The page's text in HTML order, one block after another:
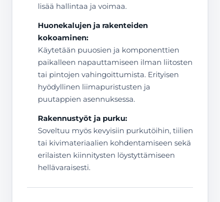
lisää hallintaa ja voimaa.
Huonekalujen ja rakenteiden
kokoaminen:
Käytetään puuosien ja komponenttien
paikalleen napauttamiseen ilman liitosten
tai pintojen vahingoittumista. Erityisen
hyödyllinen liimapuristusten ja
puutappien asennuksessa.
Rakennustyöt ja purku:
Soveltuu myös kevyisiin purkutöihin, tiilien
tai kivimateriaalien kohdentamiseen sekä
erilaisten kiinnitysten löystyttämiseen
hellävaraisesti.